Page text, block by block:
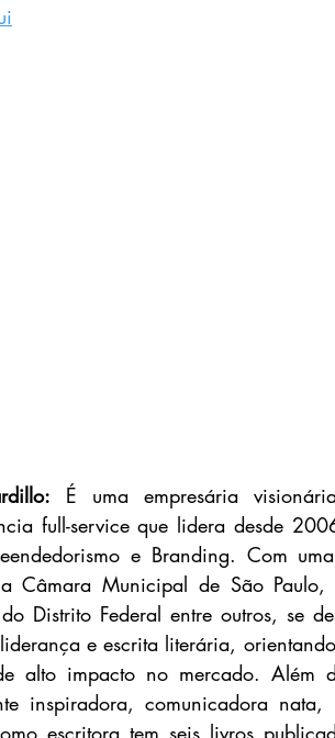
É uma empresária
full-service que lidera desde
e Branding. Com
Câmara Municipal de São
Distrito Federal entre outros, se
e escrita literária,
alto impacto no mercado.​ Além
inspiradora, comunicadora nata,
escritora tem seis livros